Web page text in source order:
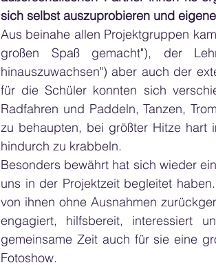
sich selbst auszuprobieren und
Aus beinahe allen Projektgruppen
großen Spaß gemacht"), der
hinauszuwachsen") aber auch der
für die Schüler konnten sich
Radfahren und Paddeln, Tanzen,
zu behaupten, bei größter Hitze hart
hindurch zu krabbeln.
Besonders bewährt hat sich wieder
uns in der Projektzeit begleitet
von ihnen ohne Ausnahmen
engagiert, hilfsbereit, interessiert
gemeinsame Zeit auch für sie eine
Fotoshow.